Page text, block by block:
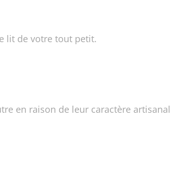
lit de votre tout petit.
en raison de leur caractère artisanal